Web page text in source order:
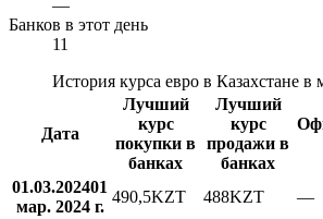
—
Банков в этот день
11
История курса евро в Казахстане в
Дата
Лучший
курс
покупки в
банках
Лучший
курс
продажи в
банках
01.03.202401
мар. 2024 г.
490,5KZT 488KZT —